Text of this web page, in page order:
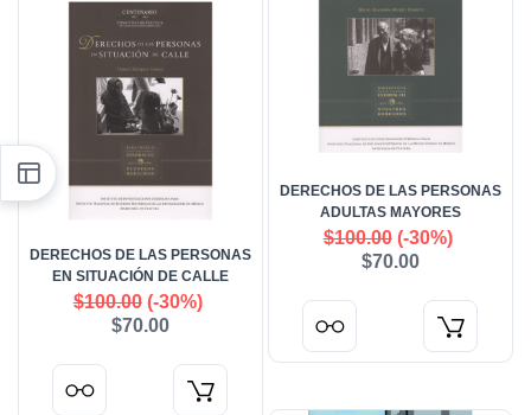
DERECHOS DE LAS PERSONAS
ADULTAS MAYORES
$100.00(-30%)
$70.00
DERECHOS DE LAS PERSONAS
EN SITUACIÓN DE CALLE
$100.00(-30%)
$70.00